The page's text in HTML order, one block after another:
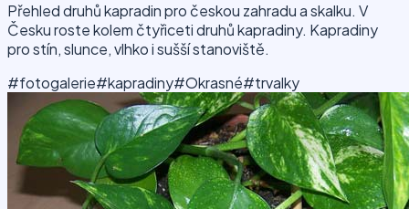
Přehled druhů kapradin pro českou zahradu a skalku. V
Česku roste kolem čtyřiceti druhů kapradiny. Kapradiny
pro stín, slunce, vlhko i sušší stanoviště.
#fotogalerie#kapradiny#Okrasné#trvalky